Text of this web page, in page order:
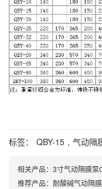
标签： QBY-15 , 气动隔
相关产品： 3寸气动隔膜泵
推荐产品： 耐酸碱气动隔